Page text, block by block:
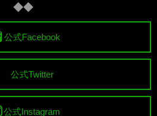
公式Facebook
公式Twitter
公式Instagram